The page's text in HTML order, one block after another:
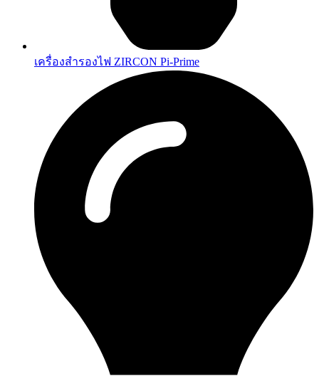
เครื่องสำรองไฟ ZIRCON Pi-Prime